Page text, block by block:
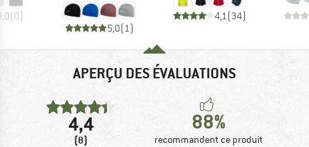
(0)
5,0(1 )
4,1 (34)
APERÇU DES ÉVALUATIONS
4,4
(8)
88%
recommandent ce produit